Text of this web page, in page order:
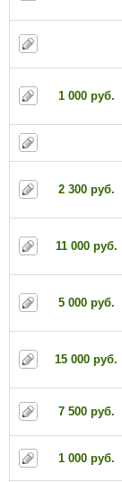
1 000 руб.
2 300 руб.
11 000 руб.
5 000 руб.
15 000 руб.
7 500 руб.
1 000 руб.